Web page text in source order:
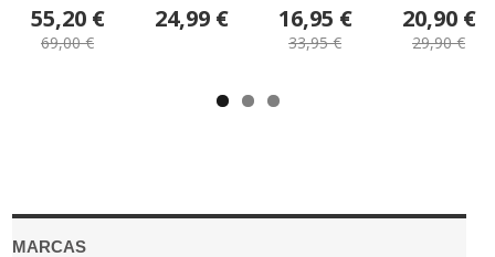
MARCAS
55,20 €
69,00 €
24,99 € 16,95 €
33,95 €
20,90 €
29,90 €